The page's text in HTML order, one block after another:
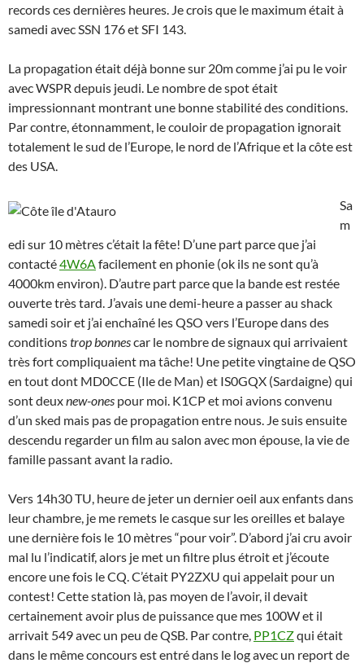
records ces dernières heures. Je crois que le maximum était à
samedi avec SSN 176 et SFI 143.
La propagation était déjà bonne sur 20m comme j’ai pu le voir
avec WSPR depuis jeudi. Le nombre de spot était
impressionnant montrant une bonne stabilité des conditions.
Par contre, étonnamment, le couloir de propagation ignorait
totalement le sud de l’Europe, le nord de l’Afrique et la côte est
des USA.
Sa
m
edi sur 10 mètres c’était la fête! D’une part parce que j’ai
contacté4W6A facilement en phonie (ok ils ne sont qu’à
4000km environ). D’autre part parce que la bande est restée
ouverte très tard. J’avais une demi-heure a passer au shack
samedi soir et j’ai enchaîné les QSO vers l’Europe dans des
conditionstrop bonnescar le nombre de signaux qui arrivaient
très fort compliquaient ma tâche! Une petite vingtaine de QSO
en tout dont MD0CCE (Ile de Man) et IS0GQX (Sardaigne) qui
sont deuxnew-ones pour moi. K1CP et moi avions convenu
d’un sked mais pas de propagation entre nous. Je suis ensuite
descendu regarder un film au salon avec mon épouse, la vie de
famille passant avant la radio.
Vers 14h30 TU, heure de jeter un dernier oeil aux enfants dans
leur chambre, je me remets le casque sur les oreilles et balaye
une dernière fois le 10 mètres “pour voir”. D’abord j’ai cru avoir
mal lu l’indicatif, alors je met un filtre plus étroit et j’écoute
encore une fois le CQ. C’était PY2ZXU qui appelait pour un
contest! Cette station là, pas moyen de l’avoir, il devait
certainement avoir plus de puissance que mes 100W et il
arrivait 549 avec un peu de QSB. Par contre, PP1CZqui était
dans le même concours est entré dans le log avec un report de